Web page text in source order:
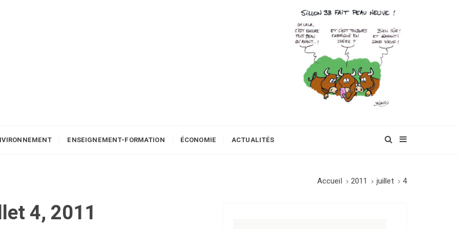
ENSEIGNEMENT-FORMATION ÉCONOMIE ACTUALITÉS
Accueil 2011 juillet 4
4, 2011